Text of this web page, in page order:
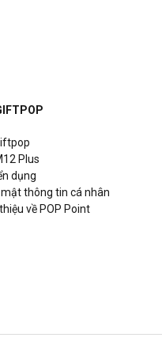
Trung Hòa, Quận Cầu Giấy,
2, Hồ Chí Minh
Quận 1, Hồ Chí Minh
Vũng Tàu
Plus
dụng
mật thông tin cá nhân
về POP Point